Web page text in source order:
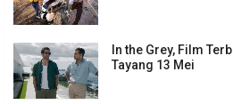
In the Grey, Film
Tayang 13 Mei